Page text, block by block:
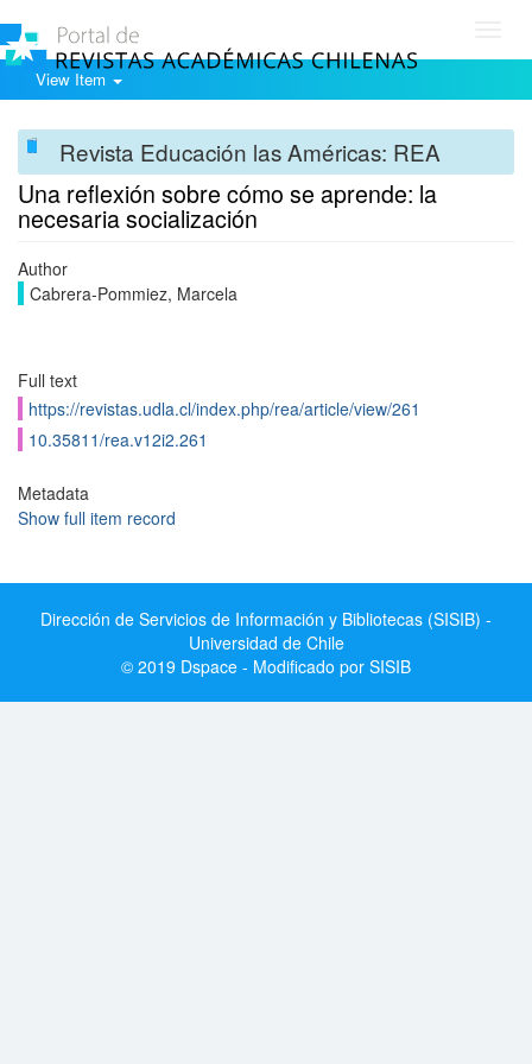
View Item
Revista Educación las Américas: REA
Una reflexión sobre cómo se aprende: la
necesaria socialización
Author
Cabrera-Pommiez, Marcela
Full text
https://revistas.udla.cl/index.php/rea/article/view/261
10.35811/rea.v12i2.261
Metadata
Show full item record
Dirección de Servicios de Información y Bibliotecas (SISIB) -
Universidad de Chile
© 2019 Dspace - Modificado por SISIB